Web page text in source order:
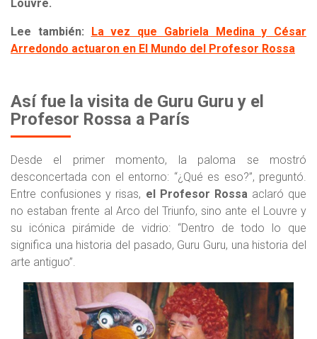
Louvre.
Lee también:
La vez que Gabriela Medina y César
Arredondo actuaron en El Mundo del Profesor Rossa
Así fue la visita de Guru Guru y el
Profesor Rossa a París
Desde el primer momento, la paloma se mostró
desconcertada con el entorno: “¿Qué es eso?”, preguntó.
Entre confusiones y risas, el Profesor Rossaaclaró que
no estaban frente al Arco del Triunfo, sino ante el Louvre y
su icónica pirámide de vidrio: “Dentro de todo lo que
significa una historia del pasado, Guru Guru, una historia del
arte antiguo”.